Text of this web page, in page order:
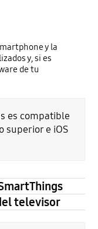
y la
y, si es
de tu
es compatible
superior e iOS
televisor